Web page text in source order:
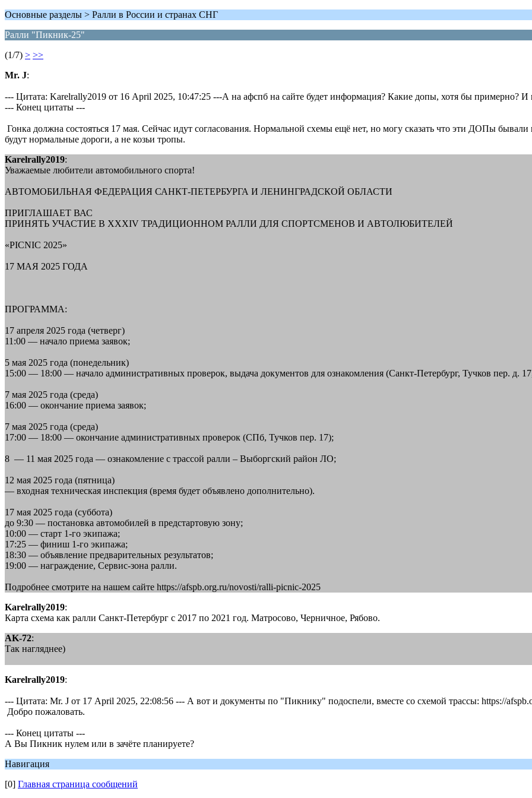
Основные разделы > Ралли в России и странах СНГ
Ралли "Пикник-25"
(1/7) > >>
Mr. J:
--- Цитата: Karelrally2019 от 16 April 2025, 10:47:25 ---А на афспб на сайте будет информация? Какие допы, хотя бы примерно? И
--- Конец цитаты ---
Гонка должна состояться 17 мая. Сейчас идут согласования. Нормальной схемы ещё нет, но могу сказать что эти ДОПы
будут нормальные дороги, а не козьи тропы.
Karelrally2019:
Уважаемые любители автомобильного спорта!
АВТОМОБИЛЬНАЯ ФЕДЕРАЦИЯ САНКТ-ПЕТЕРБУРГА И ЛЕНИНГРАДСКОЙ ОБЛАСТИ
ПРИГЛАШАЕТ ВАС
ПРИНЯТЬ УЧАСТИЕ В XXХIV ТРАДИЦИОННОМ РАЛЛИ ДЛЯ СПОРТСМЕНОВ И АВТОЛЮБИТЕЛЕЙ
«PICNIC 2025»
17 МАЯ 2025 ГОДА
ПРОГРАММА:
17 апреля 2025 года (четверг)
11:00 — начало приема заявок;
5 мая 2025 года (понедельник)
15:00 — 18:00 — начало административных проверок, выдача документов для ознакомления (Санкт-Петербург, Тучков пер.
7 мая 2025 года (среда)
16:00 — окончание приема заявок;
7 мая 2025 года (среда)
17:00 — 18:00 — окончание административных проверок (СПб, Тучков пер. 17);
8 — 11 мая 2025 года — ознакомление с трассой ралли – Выборгский район ЛО;
12 мая 2025 года (пятница)
— входная техническая инспекция (время будет объявлено дополнительно).
17 мая 2025 года (суббота)
до 9:30 — постановка автомобилей в предстартовую зону;
10:00 — старт 1-го экипажа;
17:25 — финиш 1-го экипажа;
18:30 — объявление предварительных результатов;
19:00 — награждение, Сервис-зона ралли.
Подробнее смотрите на нашем сайте https://afspb.org.ru/novosti/ralli-picnic-2025
Karelrally2019:
Карта схема как ралли Санкт-Петербург с 2017 по 2021 год. Матросово, Черничное, Рябово.
AK-72:
Так нагляднее)
Karelrally2019:
--- Цитата: Mr. J от 17 April 2025, 22:08:56 --- А вот и документы по "Пикнику" подоспели, вместе со схемой трассы: https://
Добро пожаловать.
--- Конец цитаты ---
А Вы Пикник нулем или в зачёте планируете?
Навигация
[0] Главная страница сообщений